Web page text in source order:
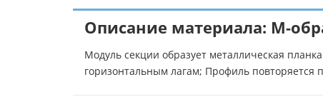
Описание материала: М-
Модуль секции образует металлическая
горизонтальным лагам; Профиль